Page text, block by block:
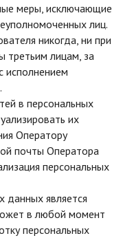
меры, исключающие
лиц.
никогда, ни при
третьим лицам, за
исполнением
в персональных
их
Оператору
почты Оператора
персональных
данных является
в любой момент
персональных